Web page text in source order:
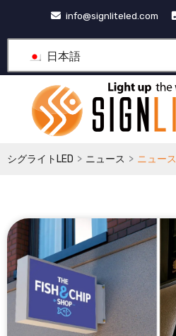
テ
ツ
プ
info@signliteled.com
日本語
シグライトLED > ニュース > ニュース